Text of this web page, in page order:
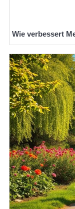
Wie verbessert